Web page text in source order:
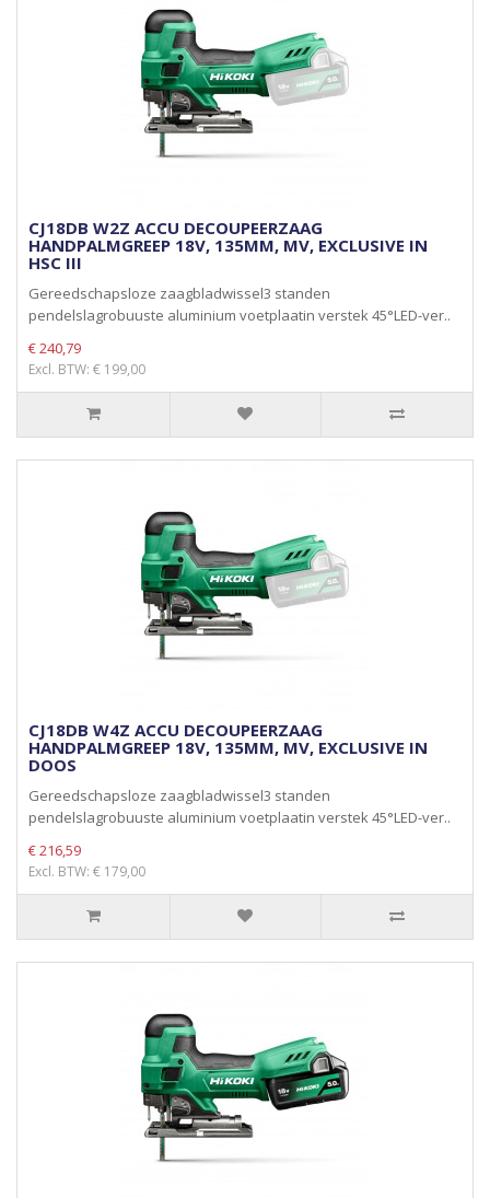
CJ18DB W2Z ACCU DECOUPEERZAAG
HANDPALMGREEP 18V, 135MM, MV, EXCLUSIVE IN
HSC III
Gereedschapsloze zaagbladwissel3 standen
pendelslagrobuuste aluminium voetplaatin verstek 45°LED-ver..
€ 240,79
Excl. BTW: € 199,00
CJ18DB W4Z ACCU DECOUPEERZAAG
HANDPALMGREEP 18V, 135MM, MV, EXCLUSIVE IN
DOOS
Gereedschapsloze zaagbladwissel3 standen
pendelslagrobuuste aluminium voetplaatin verstek 45°LED-ver..
€ 216,59
Excl. BTW: € 179,00